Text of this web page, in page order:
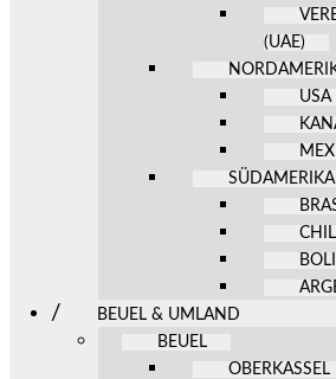
(UAE)
USA
SÜDAMERIKA
BEUEL & UMLAND
BEUEL
OBERKASSEL